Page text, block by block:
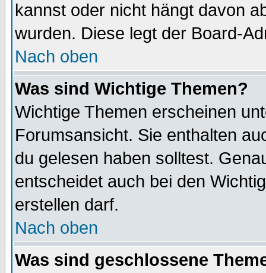
kannst oder nicht hängt davon
wurden. Diese legt der Board-
Nach oben
Was sind Wichtige Themen?
Wichtige Themen erscheinen
Forumsansicht. Sie enthalten
du gelesen haben solltest.
entscheidet auch bei den
erstellen darf.
Nach oben
Was sind geschlossene